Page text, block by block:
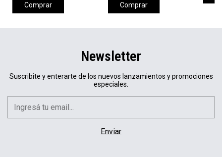
Comprar Comprar
Newsletter
Suscribite y enterarte de los nuevos lanzamientos y promociones
especiales.